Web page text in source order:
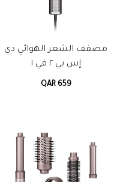
مصفف الشعر الهوائي دي
إس بي ٢ في ١
QAR 659